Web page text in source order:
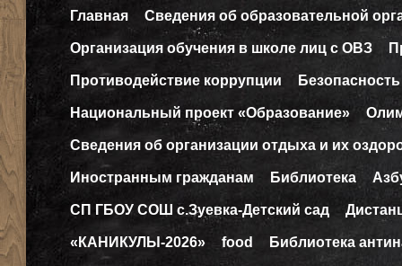
Главная Сведения об образовательной
Организация обучения в школе лиц с ОВЗ
Противодействие коррупции Безопасность
Национальный проект «Образование»
Сведения об организации отдыха и их
Иностранным гражданам Библиотека
СП ГБОУ СОШ с.Зуевка-Детский сад
«КАНИКУЛЫ-2026» food Библиотека